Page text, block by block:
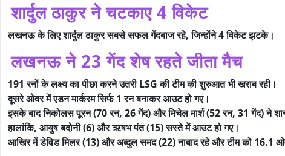
शार्दुल ठाकुर ने चटकाए 4 विकेट
लखनऊ के लिए शार्दुल ठाकुर सबसे सफल गेंदबाज रहे, जिन्होंने 4 विकेट झटके।
लखनऊ ने 23 गेंद शेष रहते जीता मैच
191 रनों के लक्ष्य का पीछा करने उतरी LSG की टीम की शुरुआत भी खराब रही।
दूसरे ओवर में एडन मार्करम सिर्फ 1 रन बनाकर आउट हो गए।
इसके बाद निकोलस पूरन (70 रन, 26 गेंद) और मिचेल मार्श (52 रन, 31 गेंद) ने
हालांकि, आयुष बदोनी (6) और ऋषभ पंत (15) सस्ते में आउट हो गए।
आखिर में डेविड मिलर (13) और अब्दुल समद (22) नाबाद रहे और टीम को 16.1